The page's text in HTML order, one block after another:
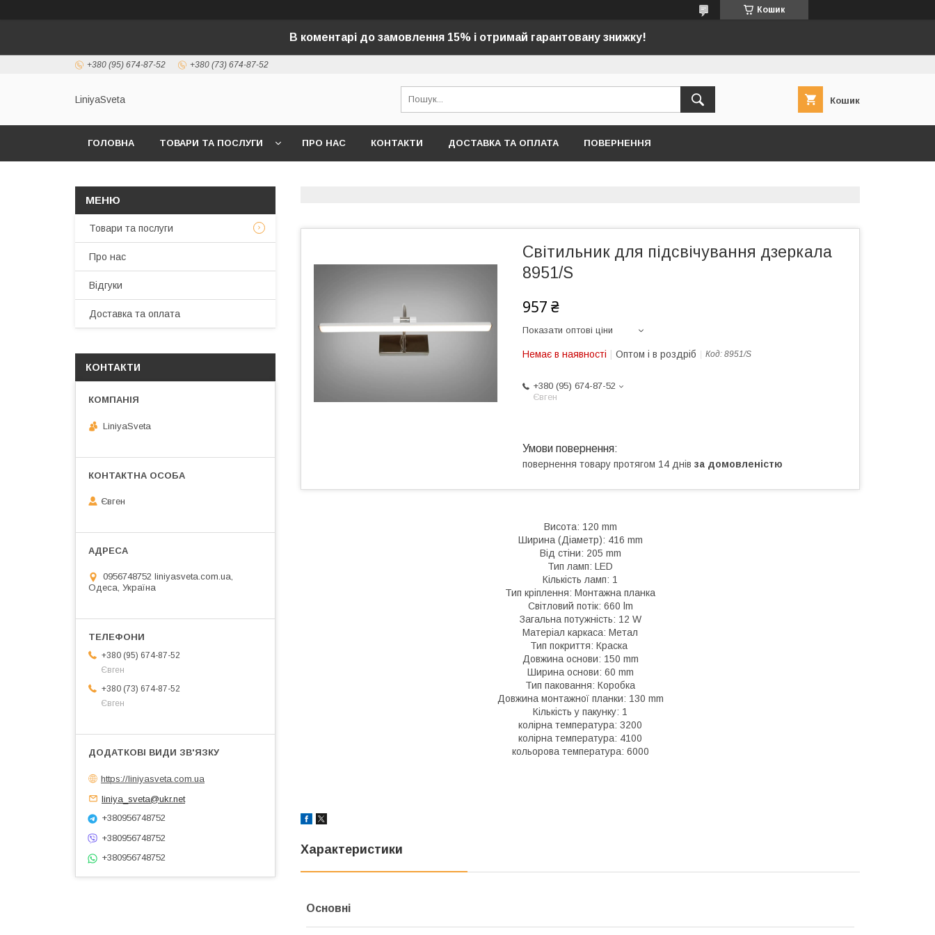
Кошик
В коментарі до замовлення 15% і отримай гарантовану знижку!
+380 (95) 674-87-52 +380 (73) 674-87-52
LiniyaSveta Кошик
ГОЛОВНА ТОВАРИ ТА ПОСЛУГИ ПРО НАС КОНТАКТИ ДОСТАВКА ТА ОПЛАТА ПОВЕРНЕННЯ
Світильник для підсвічування дзеркала
8951/S
957 ₴
Показати оптові ціни
Немає в наявності Оптом і в роздріб Код: 8951/S
+380 (95) 674-87-52
Євген
повернення товару протягом 14 днів за домовленістю
Висота: 120 mm
Ширина (Діаметр): 416 mm
Від стіни: 205 mm
Тип ламп: LED
Кількість ламп: 1
Тип кріплення: Монтажна планка
Світловий потік: 660 lm
Загальна потужність: 12 W
Матеріал каркаса: Метал
Тип покриття: Краска
Довжина основи: 150 mm
Ширина основи: 60 mm
Тип паковання: Коробка
Довжина монтажної планки: 130 mm
Кількість у пакунку: 1
колірна температура: 3200
колірна температура: 4100
кольорова температура: 6000
Характеристики
Основні
Товари та послуги
Про нас
Відгуки
Доставка та оплата
КОНТАКТИ
LiniyaSveta
Євген
0956748752 liniyasveta.com.ua,
Одеса, Україна
+380 (95) 674-87-52
Євген
+380 (73) 674-87-52
Євген
https://liniyasveta.com.ua
liniya_sveta@ukr.net
+380956748752
+380956748752
+380956748752